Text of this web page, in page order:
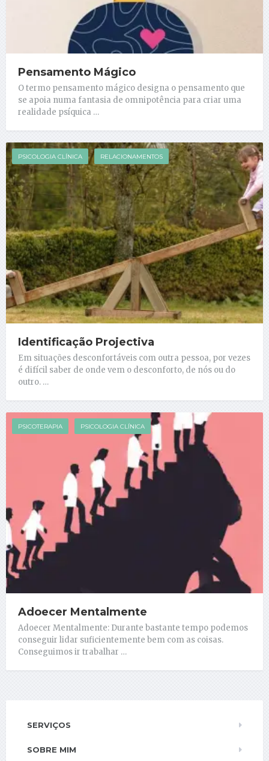
Pensamento Mágico
O termo pensamento mágico designa o pensamento que
se apoia numa fantasia de omnipotência para criar uma
realidade psíquica …
PSICOLOGIA CLÍNICA RELACIONAMENTOS
Identificação Projectiva
Em situações desconfortáveis com outra pessoa, por vezes
é difícil saber de onde vem o desconforto, de nós ou do
outro. …
PSICOTERAPIA PSICOLOGIA CLÍNICA
Adoecer Mentalmente
Adoecer Mentalmente: Durante bastante tempo podemos
conseguir lidar suficientemente bem com as coisas.
Conseguimos ir trabalhar …
SERVIÇOS
SOBRE MIM